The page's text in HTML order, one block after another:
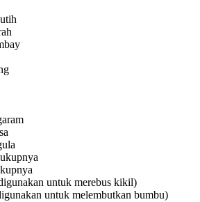
untuk merebus kikil)
untuk melembutkan bumbu)